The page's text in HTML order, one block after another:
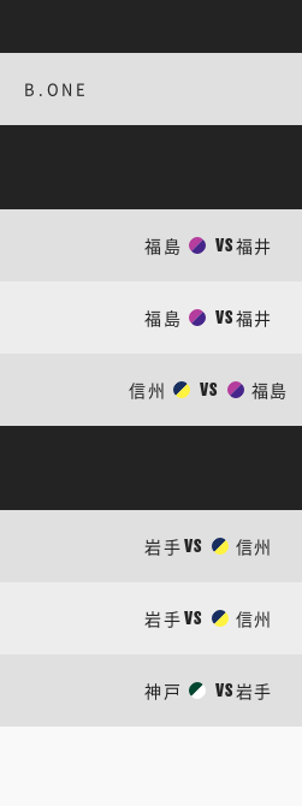
B.ONE
福島 VS福井
福島 VS福井
信州 VS 福島
岩手VS 信州
岩手VS 信州
神戸 VS岩手